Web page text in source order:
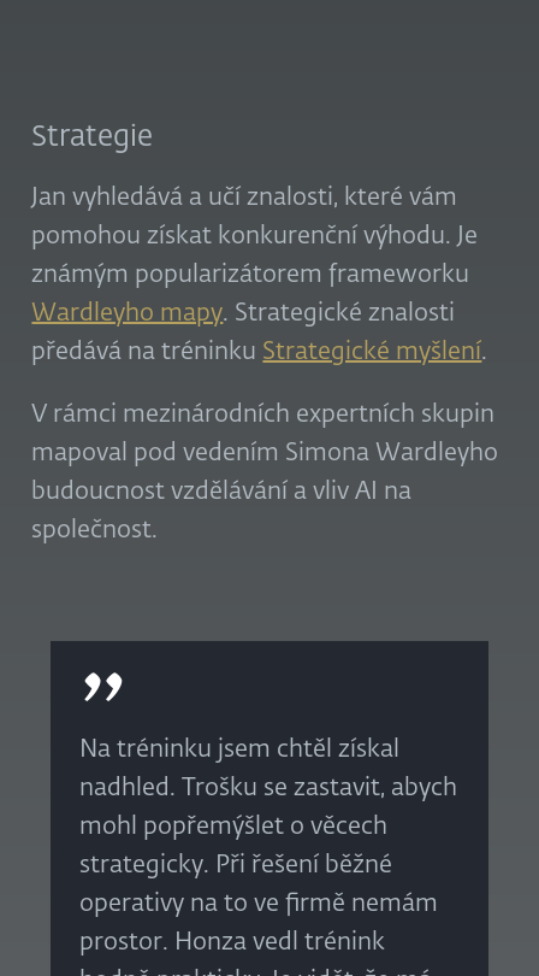
Strategie
Jan vyhledává a učí znalosti, které vám
pomohou získat konkurenční výhodu. Je
známým popularizátorem frameworku
Wardleyho mapy. Strategické znalosti
předává na tréninku Strategické myšlení.
V rámci mezinárodních expertních skupin
mapoval pod vedením Simona Wardleyho
budoucnost vzdělávání a vliv AI na
společnost.
Na tréninku jsem chtěl získal
nadhled. Trošku se zastavit, abych
mohl popřemýšlet o věcech
strategicky. Při řešení běžné
operativy na to ve firmě nemám
prostor. Honza vedl trénink